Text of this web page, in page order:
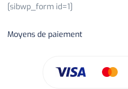
[sibwp_form id=1]
Moyens de paiement